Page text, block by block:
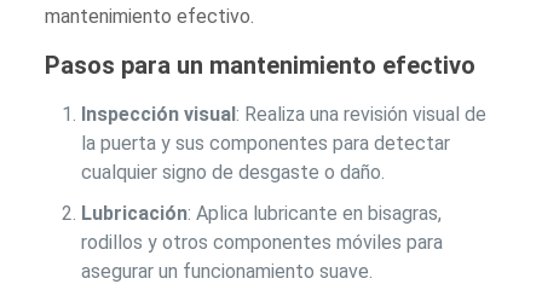
mantenimiento efectivo.
Pasos para un mantenimiento efectivo
Inspección visual: Realiza una revisión visual de
la puerta y sus componentes para detectar
cualquier signo de desgaste o daño.
Lubricación: Aplica lubricante en bisagras,
rodillos y otros componentes móviles para
asegurar un funcionamiento suave.